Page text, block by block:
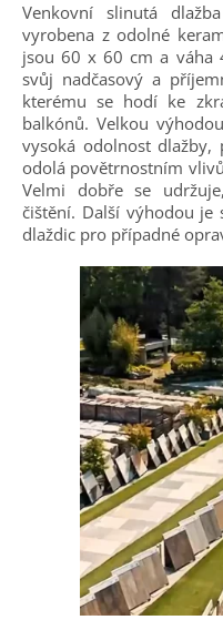
Venkovní slinutá
vyrobena z odolné
jsou 60 x 60 cm a váha
svůj nadčasový a
kterému se hodí ke
balkónů. Velkou
vysoká odolnost dlažby,
odolá povětrnostním
Velmi dobře se
čištění. Další výhodou je
dlaždic pro případné